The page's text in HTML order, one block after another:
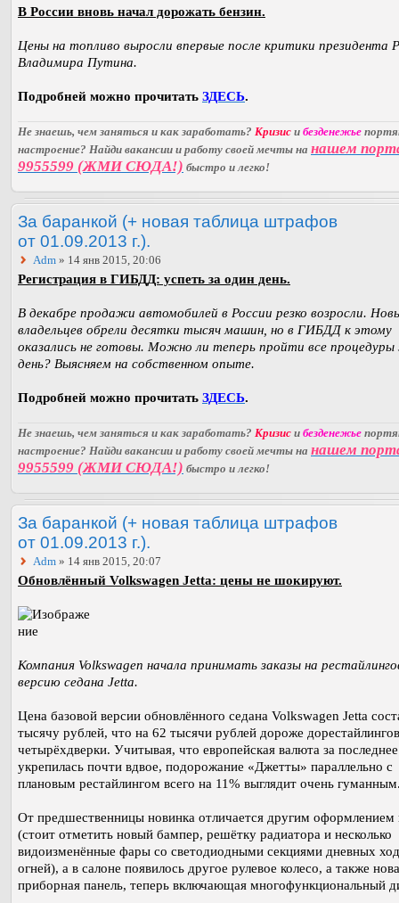
В России вновь начал дорожать бензин.
Цены на топливо выросли впервые после критики президента
Владимира Путина.
Подробней можно прочитать ЗДЕСЬ.
Не знаешь, чем заняться и как заработать? Кризис и безденежье
настроение? Найди вакансии и работу своей мечты на нашем
9955599 (ЖМИ СЮДА!) быстро и легко!
За баранкой (+ новая таблица штрафов
от 01.09.2013 г.).
Adm » 14 янв 2015, 20:06
Регистрация в ГИБДД: успеть за один день.
В декабре продажи автомобилей в России резко возросли.
владельцев обрели десятки тысяч машин, но в ГИБДД к этому
оказались не готовы. Можно ли теперь пройти все процедуры
день? Выясняем на собственном опыте.
Подробней можно прочитать ЗДЕСЬ.
Не знаешь, чем заняться и как заработать? Кризис и безденежье
настроение? Найди вакансии и работу своей мечты на нашем
9955599 (ЖМИ СЮДА!) быстро и легко!
За баранкой (+ новая таблица штрафов
от 01.09.2013 г.).
Adm » 14 янв 2015, 20:07
Обновлённый Volkswagen Jetta: цены не шокируют.
Компания Volkswagen начала принимать заказы на
версию седана Jetta.
Цена базовой версии обновлённого седана Volkswagen Jetta
тысячу рублей, что на 62 тысячи рублей дороже
четырёхдверки. Учитывая, что европейская валюта за
укрепилась почти вдвое, подорожание «Джетты» параллельно с
плановым рестайлингом всего на 11% выглядит очень
От предшественницы новинка отличается другим оформлением
(стоит отметить новый бампер, решётку радиатора и несколько
видоизменённые фары со светодиодными секциями дневных
огней), а в салоне появилось другое рулевое колесо, а также
приборная панель, теперь включающая многофункциональный